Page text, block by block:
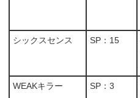
シックスセンス SP：15
WEAKキラー SP：3